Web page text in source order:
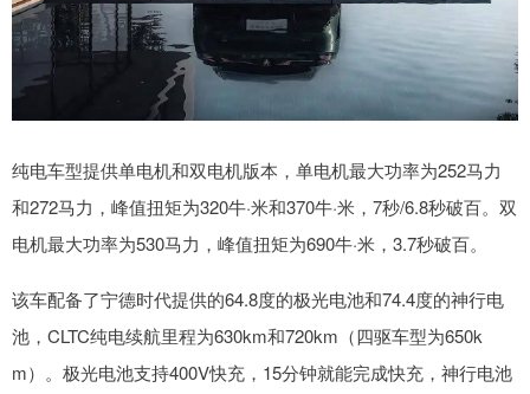
纯电车型提供单电机和双电机版本，单电机最大功率为252马力
和272马力，峰值扭矩为320牛·米和370牛·米，7秒/6.8秒破百。双
电机最大功率为530马力，峰值扭矩为690牛·米，3.7秒破百。
该车配备了宁德时代提供的64.8度的极光电池和74.4度的神行电
池，CLTC纯电续航里程为630km和720km（四驱车型为650k
m）。极光电池支持400V快充，15分钟就能完成快充，神行电池